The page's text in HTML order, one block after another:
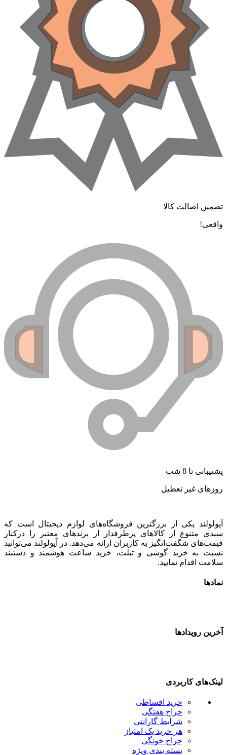
تضمین اصالت کالا
واقعی!
پشتیبانی تا 8 شب
روزهای غیر تعطیل
آپولولند یکی از بزرگترین فروشگاه‌های لوازم دیجیتال است که
سبدی متنوع از کالاهای پرطرفدار از برندهای معتبر را درکنار
قیمت‌های شگفت‌انگیز به کاربران ارائه می‌دهد. در آپولولند می‌توانید
نسبت به خرید گوشی و تبلت، خرید ساعت هوشمند و دستبند
سلامت اقدام نمایید.
نمادها
آخرین رویدادها
لینک‌های کاربردی
خرید اقساطی
حراج هفتگی
شرایط گارانتی
هر خرید یک امتیاز
حراج خونگی
بسته بندی ویژه